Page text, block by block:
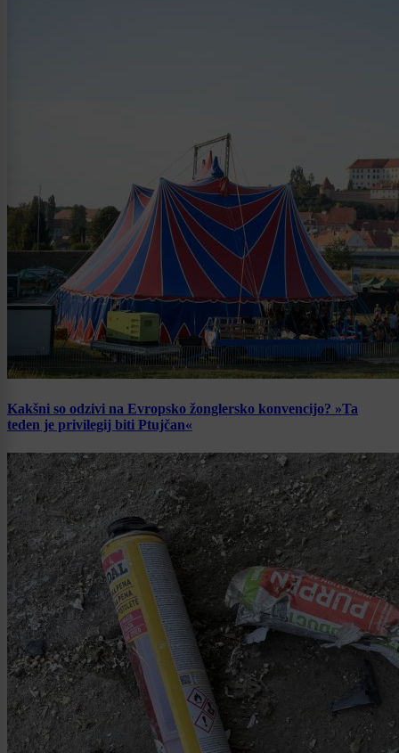
Kakšni so odzivi na Evropsko žonglersko konvencijo? »Ta
teden je privilegij biti Ptujčan«